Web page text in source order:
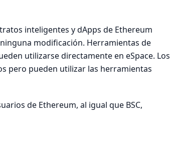
inteligentes y dApps de Ethereum
modificación. Herramientas de
utilizarse directamente en eSpace. Los
pero pueden utilizar las herramientas
de Ethereum, al igual que BSC,